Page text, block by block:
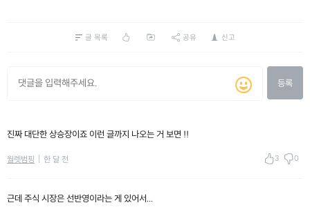
글 목록 공유 신고
등록
진짜 대단한 상승장이죠 이런 글까지 나오는 거 보면 !!
월렛범핑 한 달 전 3 0
근데 주식 시장은 선반영이라는 게 있어서...